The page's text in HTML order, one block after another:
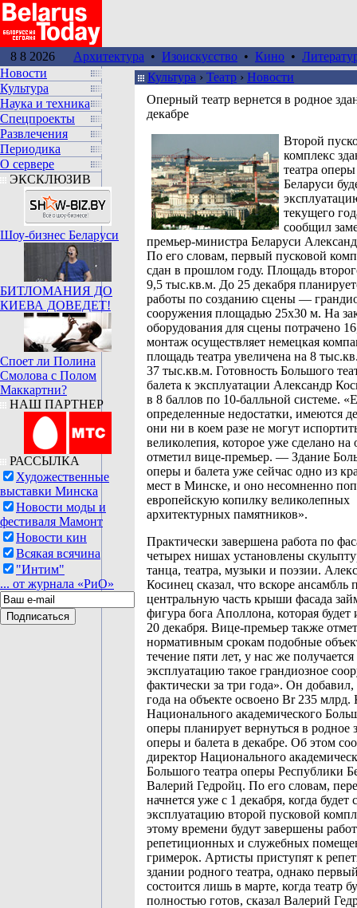
8 8 2026 Архитектура • Изоискусство • Кино •
Новости
Культура
Наука и техника
Спецпроекты
Развлечения
Периодика
О сервере
ЭКСКЛЮЗИВ
Шоу-бизнес Беларуси
БИТЛОМАНИЯ ДО
КИЕВА ДОВЕДЕТ!
Споет ли Полина
Смолова с Полом
Маккартни?
НАШ ПАРТНЕР
РАССЫЛКА
Художественные
выставки Минска
Новости моды и
фестиваля Мамонт
Новости кин
Всякая всячина
"Интим"
... от журнала «РиО»
Культура › Театр › Новoсти
Оперный театр вернется в родное
декабре
Второй
комплекс
театра
Беларуси
текущего
сообщил
премьер-министра Беларуси
По его словам, первый пусковой
сдан в прошлом году. Площадь
9,5 тыс.кв.м. До 25 декабря
работы по созданию сцены —
сооружения площадью 25х30 м. На
оборудования для сцены потрачено
монтаж осуществляет немецкая
площадь театра увеличена на 8
37 тыс.кв.м. Готовность Большого
балета к эксплуатации Александр
в 8 баллов по 10-балльной системе.
определенные недостатки, имеются
они ни в коем разе не могут
великолепия, которое уже сделано
отметил вице-премьер. — Здание
оперы и балета уже сейчас одно из
мест в Минске, и оно несомненно
европейскую копилку великолепных
архитектурных памятников».
Практически завершена работа по
четырех нишах установлены
танца, театра, музыки и поэзии.
Косинец сказал, что вскоре ансамбль
центральную часть крыши фасада
фигура бога Аполлона, которая будет
20 декабря. Вице-премьер также
нормативным срокам подобные
течение пяти лет, у нас же получается
эксплуатацию такое грандиозное
фактически за три года». Он добавил,
года на объекте освоено Br 235 млрд.
Национального академического
оперы планирует вернуться в родное
оперы и балета в декабре. Об этом
директор Национального
Большого театра оперы Республики
Валерий Гедройц. По его словам,
начнется уже с 1 декабря, когда будет
эксплуатацию второй пусковой
этому времени будут завершены
репетиционных и служебных
гримерок. Артисты приступят к
здании родного театра, однако
состоится лишь в марте, когда театр
полностью готов, сказал Валерий